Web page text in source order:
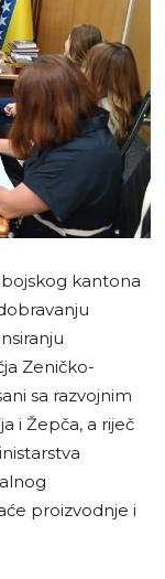
kantona
Zeničko-
sa razvojnim
i Žepča, a riječ
proizvodnje i